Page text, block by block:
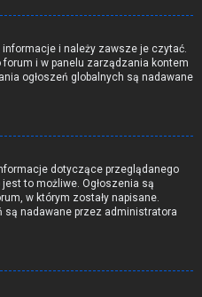
i należy zawsze je czytać.
i w panelu zarządzania kontem
ogłoszeń globalnych są nadawane
dotyczące przeglądanego
to możliwe. Ogłoszenia są
w którym zostały napisane.
są nadawane przez administratora